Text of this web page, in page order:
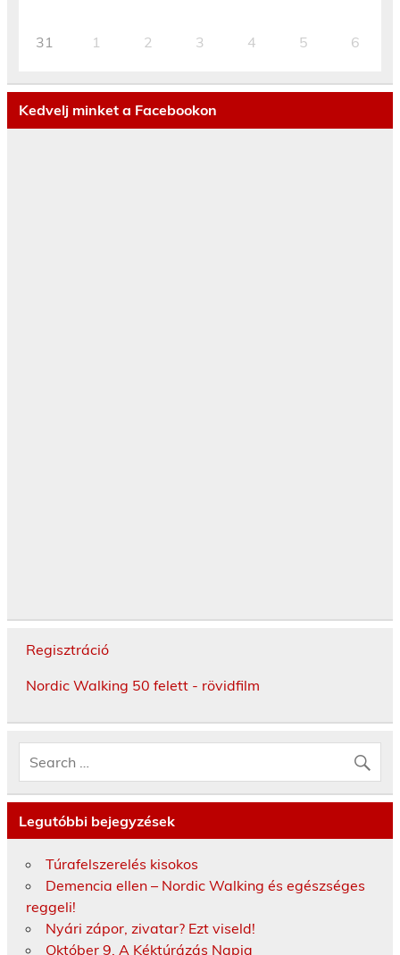
31 1 2 3 4 5 6
Kedvelj minket a Facebookon
Regisztráció
Nordic Walking 50 felett - rövidfilm
Legutóbbi bejegyzések
Túrafelszerelés kisokos
Demencia ellen – Nordic Walking és egészséges
reggeli!
Nyári zápor, zivatar? Ezt viseld!
Október 9. A Kéktúrázás Napja